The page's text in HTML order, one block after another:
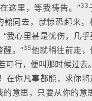
这里，等我祷告。”33
同去，就惊恐起来，
“我心里甚是忧伤，几
醒。”35他就稍往前走，
可行，便叫那时候过去
在你凡事都能，求你将
的意思，只要从你的意